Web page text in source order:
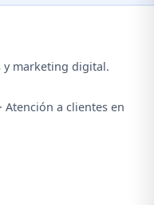
marketing digital.
Atención a clientes en